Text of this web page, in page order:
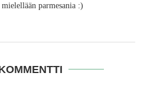
parmesania :)